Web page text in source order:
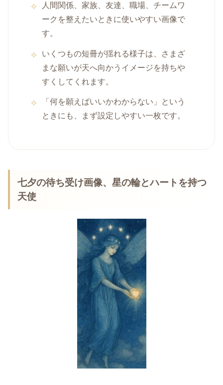
人間関係、家族、友達、職場、チームワ
ークを整えたいときに使いやすい画像で
す。
いくつもの短冊が揺れる様子は、さまざ
まな願いが天へ向かうイメージを持ちや
すくしてくれます。
「何を願えばいいかわからない」という
ときにも、まず設定しやすい一枚です。
七夕の待ち受け画像、星の輪とハートを持つ
天使